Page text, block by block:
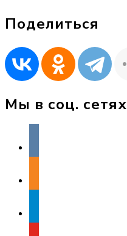
Поделиться
Мы в соц. сетях